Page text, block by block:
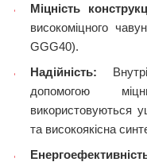
Міцність
високоміцного
GGG40).
Надійність:
допомогою
використовуються
та високоякісна